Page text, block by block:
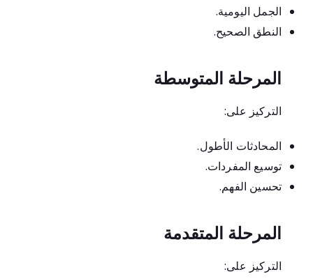
الجمل اليومية.
النطق الصحيح.
المرحلة المتوسطة
التركيز على:
المحادثات الأطول.
توسيع المفردات.
تحسين الفهم.
المرحلة المتقدمة
التركيز على: